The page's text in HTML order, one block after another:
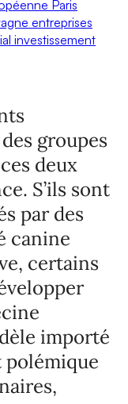
Paris
entreprises
investissement
groupes
deux
S’ils sont
par des
canine
certains
importé
polémique